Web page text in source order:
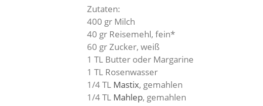
Zutaten:
400 gr Milch
40 gr Reisemehl, fein*
60 gr Zucker, weiß
1 TL Butter oder Margarine
1 TL Rosenwasser
1/4 TL Mastix, gemahlen
1/4 TL Mahlep, gemahlen